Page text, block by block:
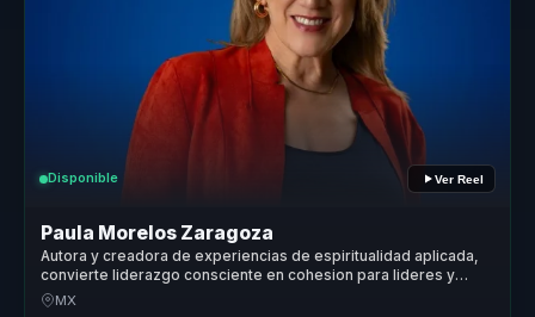
Disponible Ver Reel
Paula Morelos Zaragoza
Autora y creadora de experiencias de espiritualidad aplicada,
convierte liderazgo consciente en cohesion para lideres y
equipos.
MX